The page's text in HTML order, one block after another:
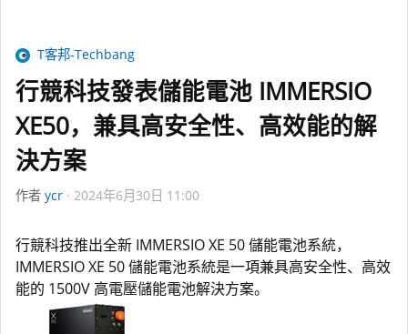
T客邦-Techbang
行競科技發表儲能電池 IMMERSIO
XE50，兼具高安全性、高效能的解
決方案
作者 ycr 2024年6月30日 11:00
行競科技推出全新 IMMERSIO XE 50 儲能電池系統，
IMMERSIO XE 50 儲能電池系統是一項兼具高安全性、高效
能的 1500V 高電壓儲能電池解決方案。